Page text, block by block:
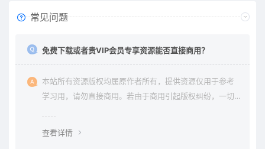
常见问题
免费下载或者贵VIP会员专享资源能否直接商用？
本站所有资源版权均属原作者所有，提供资源仅用于参考
学习用，请勿直接商用。若由于商用引起版权纠纷，一切
查看详情